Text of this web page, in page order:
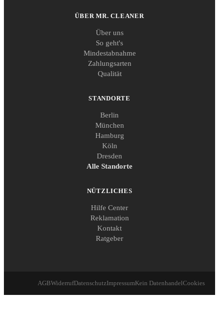
ÜBER MR. CLEANER
Über uns
So geht's
Mindestabnahme
Zahlungsarten
Qualität
STANDORTE
Berlin
München
Hamburg
Köln
Dresden
Alle Standorte
NÜTZLICHES
Hilfe Center
Reklamation
Kontakt
Ratgeber
AGBWiderrufDatenschutzImpressumKein DatenhandelCookies